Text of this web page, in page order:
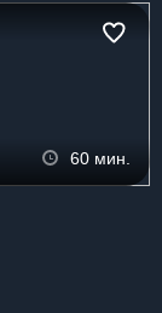
60 мин.